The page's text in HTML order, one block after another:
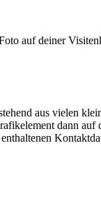
auf deiner
aus vielen
dann